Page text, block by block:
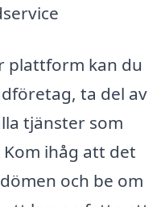
plattform kan du
ta del av
tjänster som
ihåg att det
och be om